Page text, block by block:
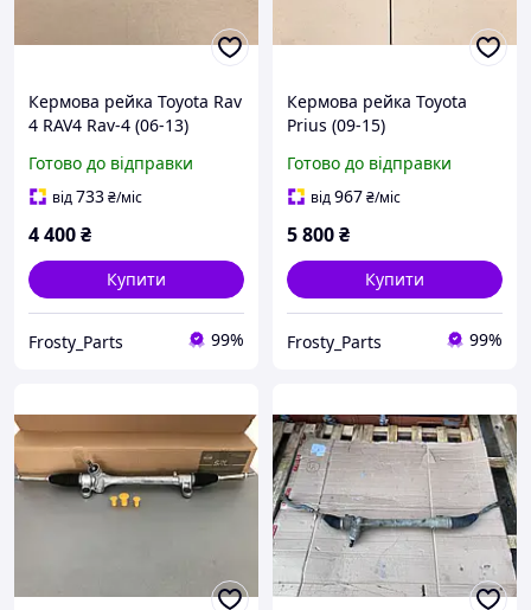
Кермова рейка Toyota Rav
4 RAV4 Rav-4 (06-13)
Готово до відправки
від733₴/міс
4 400₴
Купити
Frosty_Parts 99%
Кермова рейка Toyota
Prius (09-15)
Готово до відправки
від967₴/міс
5 800₴
Купити
Frosty_Parts 99%